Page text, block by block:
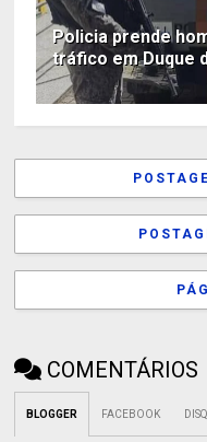
Policia prende
tráfico em Duque
COMENTÁRIOS
BLOGGER FACEBOOK